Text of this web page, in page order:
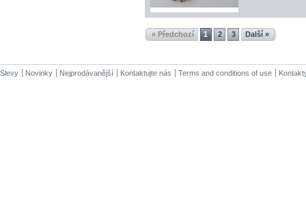
« Předchozí 1 2 3 Další »
Slevy Novinky Nejprodávanější Kontaktujte nás Terms and conditions of use